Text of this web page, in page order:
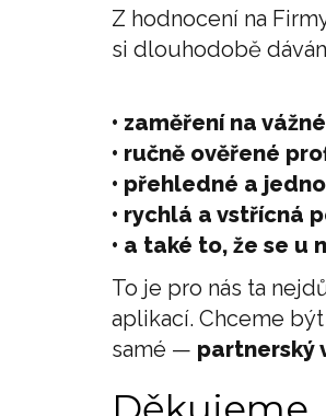
Z hodnocení na
si dlouhodobě
• zaměření na
• ručně ověřené
• přehledné a
• rychlá a vstřícná
• a také to, že se u
To je pro nás ta
aplikací. Chceme
samé — partnerský